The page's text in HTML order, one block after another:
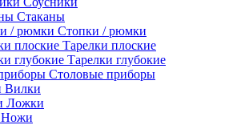
Стаканы
Стопки / рюмки
Тарелки плоские
Тарелки глубокие
Столовые приборы
Вилки
Ложки
Ножи